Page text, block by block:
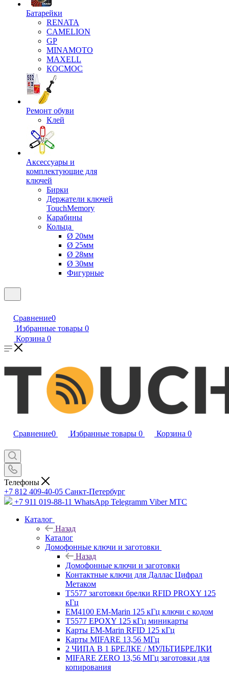
Батарейки
RENATA
CAMELION
GP
MINAMOTO
MAXELL
КОСМОС
Ремонт обуви
Клей
Аксессуары и
комплектующие для
ключей
Бирки
Держатели ключей
TouchMemory
Карабины
Кольца
Ø 20мм
Ø 25мм
Ø 28мм
Ø 30мм
Фигурные
Сравнение0
Избранные товары 0
Корзина 0
Сравнение0 Избранные товары 0 Корзина 0
Телефоны
+7 812 409-40-05 Санĸт-Петербург
+7 911 019-88-11 WhatsApp Telegramm Viber МТС
Каталог
Назад
Каталог
Домофонные ключи и заготовки
Назад
Домофонные ключи и заготовки
Контактные ключи для Даллас Цифрал
Метаком
T5577 заготовки брелки RFID PROXY 125
кГц
EM4100 EM-Marin 125 кГц ключи с кодом
T5577 EPOXY 125 кГц миникарты
Карты EM-Marin RFID 125 кГц
Карты MIFARE 13,56 МГц
2 ЧИПА В 1 БРЕЛКЕ / МУЛЬТИБРЕЛКИ
MIFARE ZERO 13,56 МГц заготовки для
копирования